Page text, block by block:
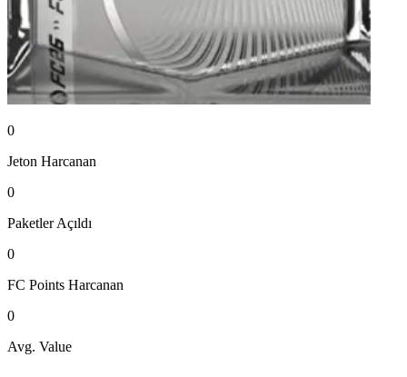
0
Jeton Harcanan
0
Paketler Açıldı
0
FC Points Harcanan
0
Avg. Value